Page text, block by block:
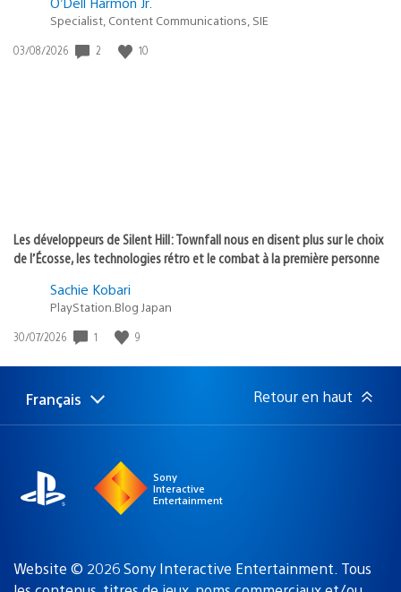
Specialist, Content Communications, SIE
Date
03/08/2026 2 10
Les développeurs de Silent Hill: Townfall nous en disent plus sur le choix
de l’Écosse, les technologies rétro et le combat à la première personne
Sachie Kobari
PlayStation.Blog Japan
Date
publication
30/07/2026 1 9
Choisir
une
Région
actuelle
Français Retour en haut
Sony
Interactive
Entertainment
Website © 2026 Sony Interactive Entertainment. Tous